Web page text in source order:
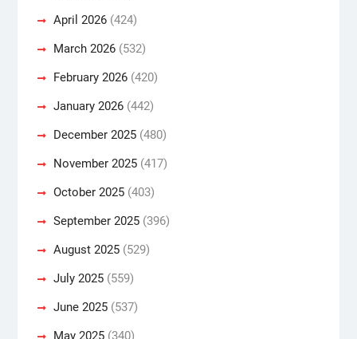
April 2026(424)
March 2026(532)
February 2026(420)
January 2026(442)
December 2025(480)
November 2025(417)
October 2025(403)
September 2025(396)
August 2025(529)
July 2025(559)
June 2025(537)
May 2025(340)